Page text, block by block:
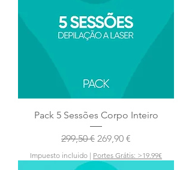
Pack 5 Sessões Corpo Inteiro
Precio
299,50 € Precio de oferta
269,90 €
Impuesto incluido | Portes Grátis: >19.99€